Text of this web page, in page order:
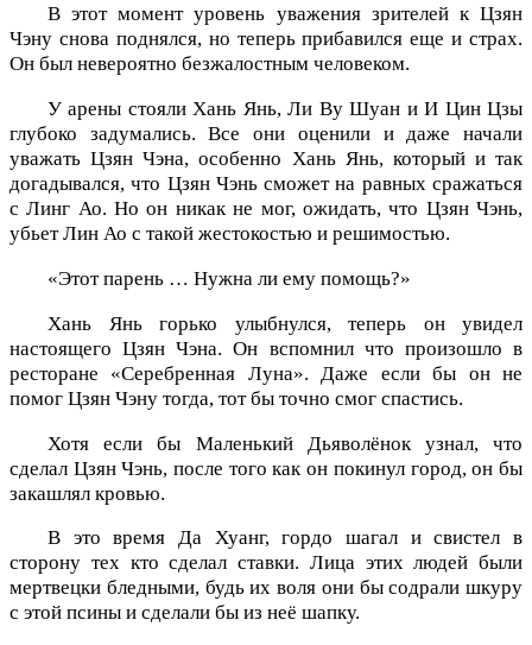
В этот момент уровень уважения зрителей к Цзян
Чэну снова поднялся, но теперь прибавился еще и страх.
Он был невероятно безжалостным человеком.
У арены стояли Хань Янь, Ли Ву Шуан и И Цин Цзы
глубоко задумались. Все они оценили и даже начали
уважать Цзян Чэна, особенно Хань Янь, который и так
догадывался, что Цзян Чэнь сможет на равных сражаться
с Линг Ао. Но он никак не мог, ожидать, что Цзян Чэнь,
убьет Лин Ао с такой жестокостью и решимостью.
«Этот парень … Нужна ли ему помощь?»
Хань Янь горько улыбнулся, теперь он увидел
настоящего Цзян Чэна. Он вспомнил что произошло в
ресторане «Серебренная Луна». Даже если бы он не
помог Цзян Чэну тогда, тот бы точно смог спастись.
Хотя если бы Маленький Дьяволёнок узнал, что
сделал Цзян Чэнь, после того как он покинул город, он бы
закашлял кровью.
В это время Да Хуанг, гордо шагал и свистел в
сторону тех кто сделал ставки. Лица этих людей были
мертвецки бледными, будь их воля они бы содрали шкуру
с этой псины и сделали бы из неё шапку.